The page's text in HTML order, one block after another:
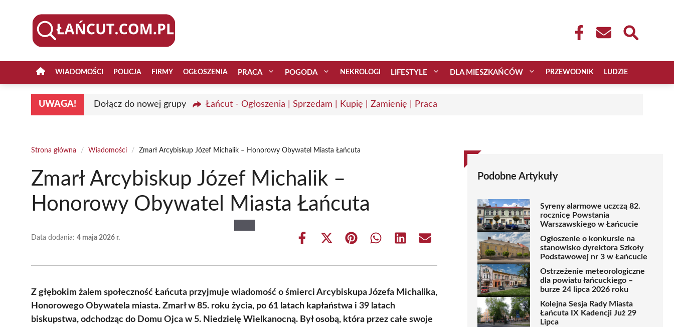
WIADOMOŚCI POLICJA FIRMY OGŁOSZENIA PRACA POGODA NEKROLOGI LIFESTYLE DLA MIESZKAŃCÓW PRZEWODNIK LUDZIE
UWAGA! Dołącz do nowej grupy Łańcut - Ogłoszenia | Sprzedam | Kupię | Zamienię | Praca
Strona główna / Wiadomości / Zmarł Arcybiskup Józef Michalik – Honorowy Obywatel Miasta Łańcuta
Zmarł Arcybiskup Józef Michalik –
Honorowy Obywatel Miasta Łańcuta
Data dodania: 4 maja 2026 r.
Share
Share
(Twitter)
Share Share Share Share
Z głębokim żalem społeczność Łańcuta przyjmuje wiadomość o śmierci Arcybiskupa Józefa Michalika,
Honorowego Obywatela miasta. Zmarł w 85. roku życia, po 61 latach kapłaństwa i 39 latach
biskupstwa, odchodząc do Domu Ojca w 5. Niedzielę Wielkanocną. Był osobą, która przez całe swoje
Podobne Artykuły
Syreny alarmowe uczczą 82.
rocznicę Powstania
Warszawskiego w Łańcucie
Ogłoszenie o konkursie na
stanowisko dyrektora Szkoły
Podstawowej nr 3 w Łańcucie
Ostrzeżenie meteorologiczne
dla powiatu łańcuckiego –
burze 24 lipca 2026 roku
Kolejna Sesja Rady Miasta
Łańcuta IX Kadencji Już 29
Lipca